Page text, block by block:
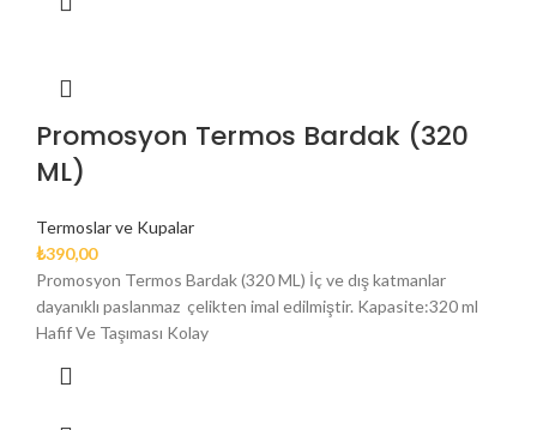
Promosyon Termos Bardak (320
ML)
Termoslar ve Kupalar
₺390,00
Promosyon Termos Bardak (320 ML) İç ve dış katmanlar
dayanıklı paslanmaz çelikten imal edilmiştir. Kapasite:320 ml
Hafif Ve Taşıması Kolay